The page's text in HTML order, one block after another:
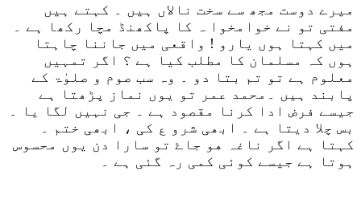
میرے دوست مجھ سے سخت نالاں ہیں ۔ کہتے ہیں
مفتی تو نے خوامخوا ہ کا پاکھنڈ مچا رکھا ہے ۔
میں کہتا ہوں یارو ! واقعی میں جاننا چاہتا
ہوں کہ مسلمان کا مطلب کیا ہے ؟ اگر تمہیں
معلوم ہے تو تم بتا دو ۔ وہ سب صوم و صلوٰۃ کے
پابند ہیں ۔محمد عمر تو یوں نماز پڑھتا ہے
جیسے فرض ادا کرنا مقصود ہے ۔ جی نہیں لگا یا ۔
بس چلا دیتا ہے ۔ ابھی شرو ع کی ، ابھی ختم ۔
کہتا ہے اگر ناغہ هو جاۓ تو سارا دن یوں محسوس
ہوتا ہے جیسے کوئی کمی رہ گئی ہے ۔